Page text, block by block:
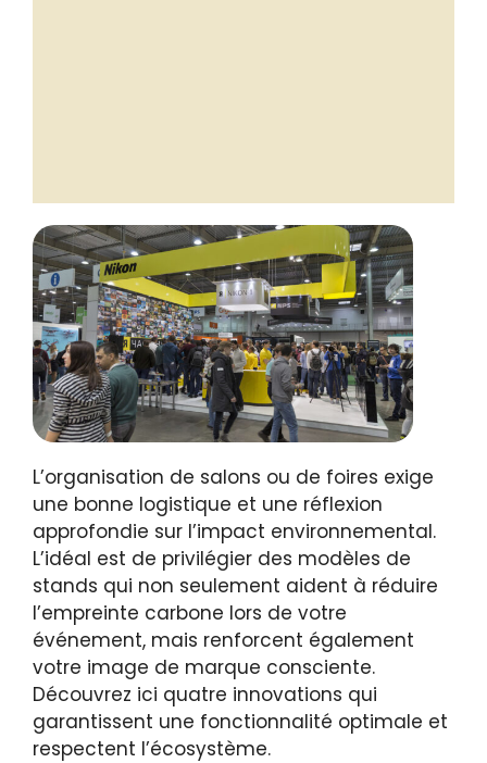
L’organisation de salons ou de foires exige
une bonne logistique et une réflexion
approfondie sur l’impact environnemental.
L’idéal est de privilégier des modèles de
stands qui non seulement aident à réduire
l’empreinte carbone lors de votre
événement, mais renforcent également
votre image de marque consciente.
Découvrez ici quatre innovations qui
garantissent une fonctionnalité optimale et
respectent l’écosystème.